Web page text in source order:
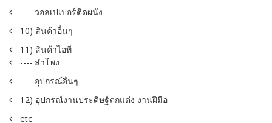
---- วอลเปเปอร์ติดผนัง
10) สินค้าอื่นๆ
11) สินค้าไอที
---- ลำโพง
---- อุปกรณ์อื่นๆ
12) อุปกรณ์งานประดิษฐ์ตกแต่ง งานฝีมือ
etc